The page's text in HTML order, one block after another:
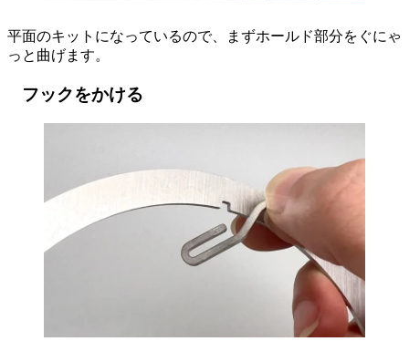
平面のキットになっているので、まずホールド部分をぐにゃ
っと曲げます。
フックをかける